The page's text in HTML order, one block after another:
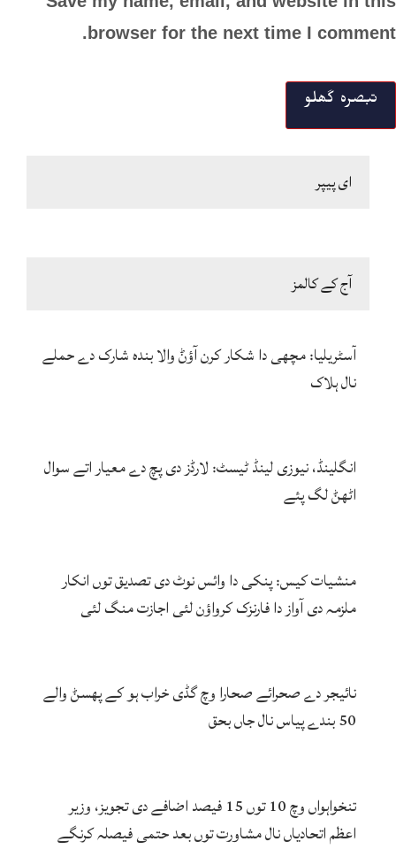
browser for the next time I comment.
ای پیپر
آج کے کالمز
آسٹریلیا: مچھی دا شکار کرن آؤݨ والا بندہ شارک دے حملے
نال ہلاک
انگلینڈ، نیوزی لینڈ ٹیسٹ: لارڈز دی پچ دے معیار اتے سوال
اٹھݨ لگ پئے
منشیات کیس: پنکی دا وائس نوٹ دی تصدیق توں انکار
ملزمہ دی آواز دا فارنزک کرواؤن لئی اجازت منگ لئی
نائیجر دے صحرائے صحارا وچ گڈی خراب ہو کے پھسݨ والے
50 بندے پیاس نال جاں بحق
تنخواہواں وچ 10 توں 15 فیصد اضافے دی تجویز، وزیر
اعظم اتحادیاں نال مشاورت توں بعد حتمی فیصلہ کرنگے